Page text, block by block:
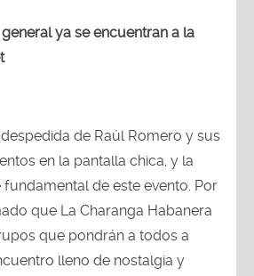
ya se encuentran a la
de Raúl Romero y sus
en la pantalla chica, y la
de este evento. Por
que La Charanga Habanera
que pondrán a todos a
lleno de nostalgia y